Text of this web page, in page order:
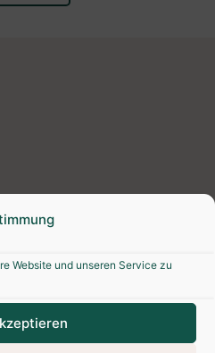
Website und unseren Service zu
lesen